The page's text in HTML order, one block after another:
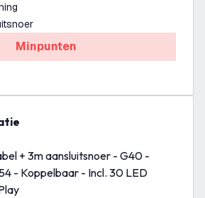
Minpunten
+ 3m aansluitsnoer - G40 -
- Koppelbaar - Incl. 30 LED